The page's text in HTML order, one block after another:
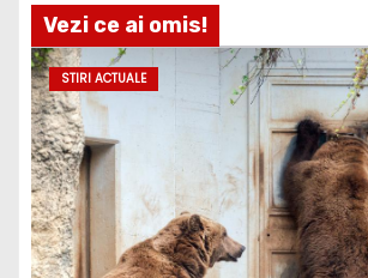
Vezi ce ai omis!
STIRI ACTUALE